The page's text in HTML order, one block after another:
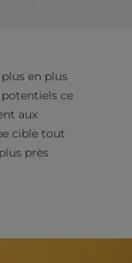
en plus
ce
aux
cible tout
près